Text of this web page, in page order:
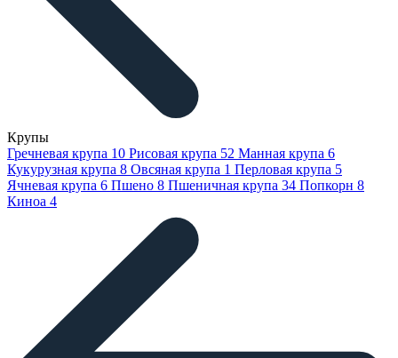
Крупы
Гречневая крупа 10 Рисовая крупа 52 Манная крупа 6
Кукурузная крупа 8 Овсяная крупа 1 Перловая крупа 5
Ячневая крупа 6 Пшено 8 Пшеничная крупа 34 Попкорн 8
Киноа 4